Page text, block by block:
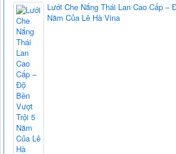
Lưới Che Nắng Thái Lan Cao Cấp –
Năm Của Lê Hà Vina